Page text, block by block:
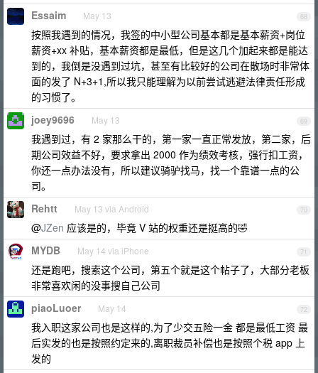
68
Essaim May 13
按照我遇到的情况，我签的中小型公司基本都是基本薪资+岗位
薪资+xx 补贴，基本薪资都是最低，但是这几个加起来都是能达
到的，我倒是没遇到过坑，甚至有比较好的公司在散场时非常体
面的发了 N+3+1,所以我只能理解为以前尝试逃避法律责任形成
的习惯了。
69
joey9696 May 13
我遇到过，有 2 家那么干的，第一家一直正常发放，第二家，后
期公司效益不好，要求拿出 2000 作为绩效考核，强行扣工资，
你还一点办法没有，所以建议骑驴找马，找一个靠谱一点的公
司。
70
Rehtt May 13 via Android
@JZen 应该是的，毕竟 V 站的权重还是挺高的🤣
71
MYDB May 14 via iPhone
还是跑吧，搜索这个公司，第五个就是这个帖子了，大部分老板
非常喜欢闲的没事搜自己公司
72
piaoLuoer May 14
我入职这家公司也是这样的,为了少交五险一金 都是最低工资 最
后实发的也是按照约定来的,离职裁员补偿也是按照个税 app 上
发的